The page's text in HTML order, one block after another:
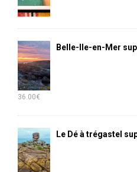
Belle-Ile-en-Mer
36.00€
Le Dé à trégastel